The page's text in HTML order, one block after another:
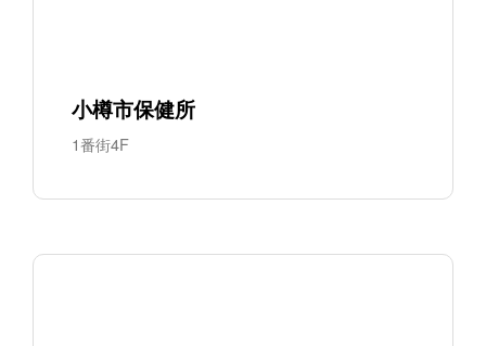
小樽市保健所
1番街4F